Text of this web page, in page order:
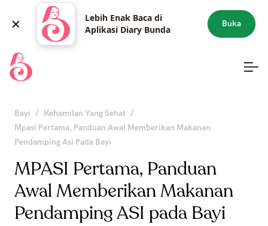
Lebih Enak Baca di
Aplikasi Diary Bunda
Buka
Bayi / Kehamilan Yang Sehat /
Mpasi Pertama, Panduan Awal Memberikan Makanan
Pendamping Asi Pada Bayi
MPASI Pertama, Panduan
Awal Memberikan Makanan
Pendamping ASI pada Bayi